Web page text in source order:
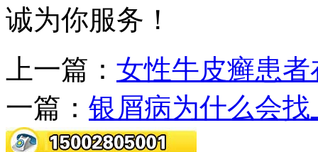
诚为你服务！
上一篇： 女性牛皮癣患
一篇： 银屑病为什么会找